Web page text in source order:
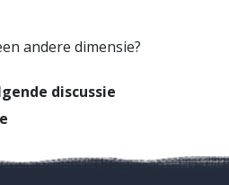
andere dimensie?
discussie